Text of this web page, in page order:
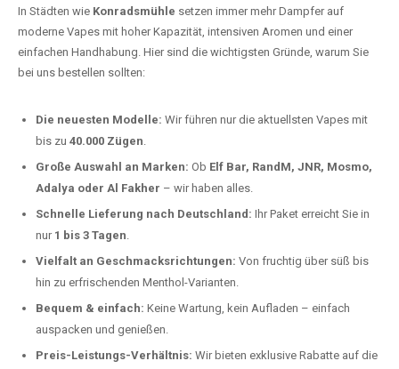
In Städten wie Konradsmühle setzen immer mehr Dampfer auf
moderne Vapes mit hoher Kapazität, intensiven Aromen und einer
einfachen Handhabung. Hier sind die wichtigsten Gründe, warum Sie
bei uns bestellen sollten:
Die neuesten Modelle: Wir führen nur die aktuellsten Vapes mit
bis zu 40.000 Zügen.
Große Auswahl an Marken: Ob Elf Bar, RandM, JNR, Mosmo,
Adalya oder Al Fakher – wir haben alles.
Schnelle Lieferung nach Deutschland: Ihr Paket erreicht Sie in
nur 1 bis 3 Tagen.
Vielfalt an Geschmacksrichtungen: Von fruchtig über süß bis
hin zu erfrischenden Menthol-Varianten.
Bequem & einfach: Keine Wartung, kein Aufladen – einfach
auspacken und genießen.
Preis-Leistungs-Verhältnis: Wir bieten exklusive Rabatte auf die